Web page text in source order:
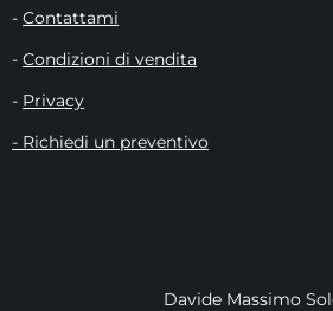
- Contattami
- Condizioni di vendita
- Privacy
- Richiedi un preventivo
Davide Massimo